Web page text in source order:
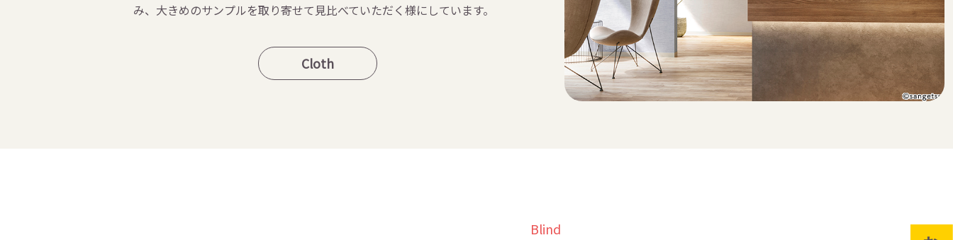
み、大きめのサンプルを取り寄せて見比べていただく様にしています。
Cloth
Blind